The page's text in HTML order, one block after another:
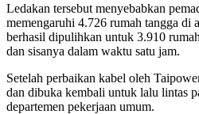
Ledakan tersebut menyebabkan
memengaruhi 4.726 rumah tangga di
berhasil dipulihkan untuk 3.910
dan sisanya dalam waktu satu jam.
Setelah perbaikan kabel oleh
dan dibuka kembali untuk lalu lintas
departemen pekerjaan umum.